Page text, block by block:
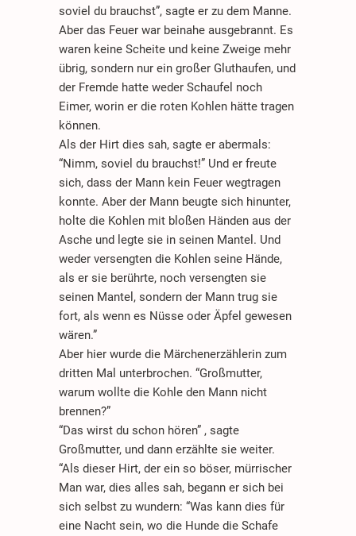
soviel du brauchst”, sagte er zu dem Manne.
Aber das Feuer war beinahe ausgebrannt. Es
waren keine Scheite und keine Zweige mehr
übrig, sondern nur ein großer Gluthaufen, und
der Fremde hatte weder Schaufel noch
Eimer, worin er die roten Kohlen hätte tragen
können.
Als der Hirt dies sah, sagte er abermals:
“Nimm, soviel du brauchst!” Und er freute
sich, dass der Mann kein Feuer wegtragen
konnte. Aber der Mann beugte sich hinunter,
holte die Kohlen mit bloßen Händen aus der
Asche und legte sie in seinen Mantel. Und
weder versengten die Kohlen seine Hände,
als er sie berührte, noch versengten sie
seinen Mantel, sondern der Mann trug sie
fort, als wenn es Nüsse oder Äpfel gewesen
wären.”
Aber hier wurde die Märchenerzählerin zum
dritten Mal unterbrochen. “Großmutter,
warum wollte die Kohle den Mann nicht
brennen?”
“Das wirst du schon hören” , sagte
Großmutter, und dann erzählte sie weiter.
“Als dieser Hirt, der ein so böser, mürrischer
Man war, dies alles sah, begann er sich bei
sich selbst zu wundern: “Was kann dies für
eine Nacht sein, wo die Hunde die Schafe